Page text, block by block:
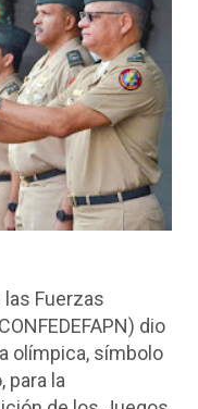
Fuerzas
dio
olímpica, símbolo
para la